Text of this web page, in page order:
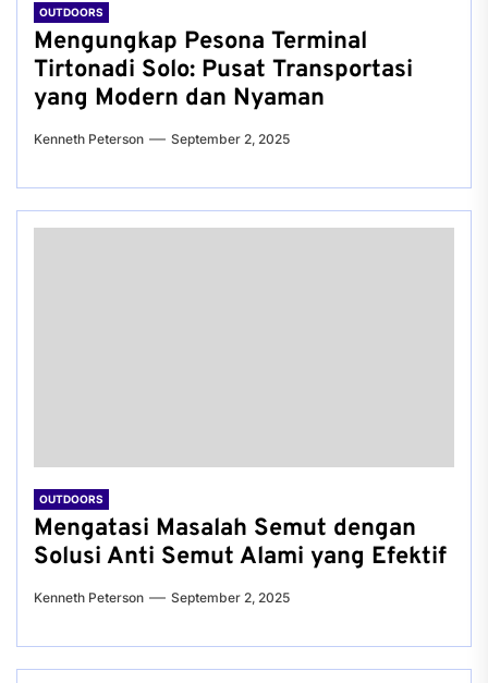
OUTDOORS
Mengungkap Pesona Terminal
Tirtonadi Solo: Pusat Transportasi
yang Modern dan Nyaman
Kenneth Peterson September 2, 2025
OUTDOORS
Mengatasi Masalah Semut dengan
Solusi Anti Semut Alami yang Efektif
Kenneth Peterson September 2, 2025